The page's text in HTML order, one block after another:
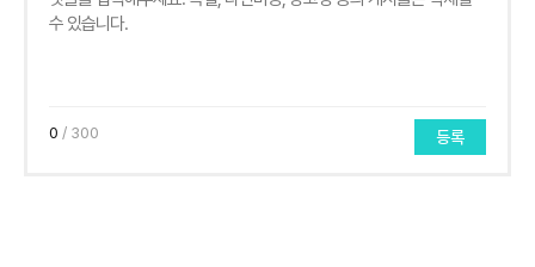
0 / 300 등록